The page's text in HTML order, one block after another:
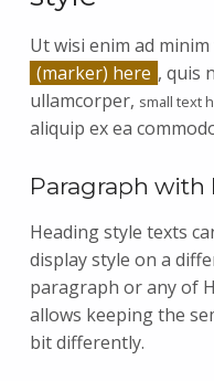
Ut wisi enim ad minim
(marker) here , quis
ullamcorper, small text
aliquip ex ea
Paragraph with
Heading style texts
display style on a
paragraph or any of
allows keeping the
bit differently.